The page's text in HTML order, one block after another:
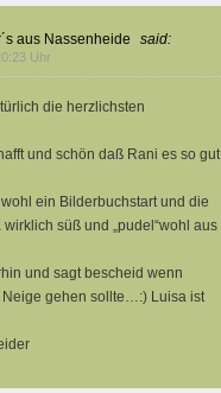
aus Nassenheide said:
Uhr
die herzlichsten
und schön daß Rani es so gut
ein Bilderbuchstart und die
süß und „pudel“wohl aus
und sagt bescheid wenn
gehen sollte…:) Luisa ist